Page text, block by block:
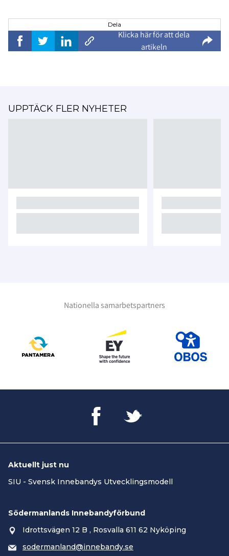
Dela
Klicka här för att dela
artikeln
UPPTÄCK FLER NYHETER
Nationella samarbetspartners
Aktuellt just nu
SIU - Svensk Innebandys Utvecklingsmodell
Södermanlands Innebandyförbund
Idrottsvägen 12 B , Rosvalla 611 62 Nyköping
sodermanland@innebandy.se